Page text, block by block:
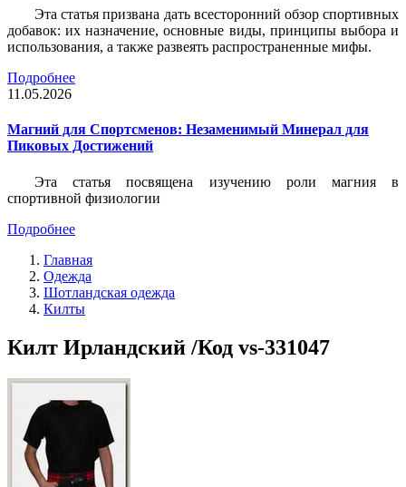
Эта статья призвана дать всесторонний обзор спортивных
добавок: их назначение, основные виды, принципы выбора и
использования, а также развеять распространенные мифы.
Подробнее
11.05.2026
Магний для Спортсменов: Незаменимый Минерал для
Пиковых Достижений
Эта статья посвящена изучению роли магния в
спортивной физиологии
Подробнее
Главная
Одежда
Шотландская одежда
Килты
Килт Ирландский /Код vs-331047